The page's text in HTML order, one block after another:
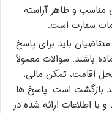
و ظاهر آراسته
سفارت است.
متقاضیان باید برای پاسخ
باشند. سوالات معمولاً
اقامت، تمکن مالی،
بازگشت است. پاسخ ها
با اطلاعات ارائه شده در